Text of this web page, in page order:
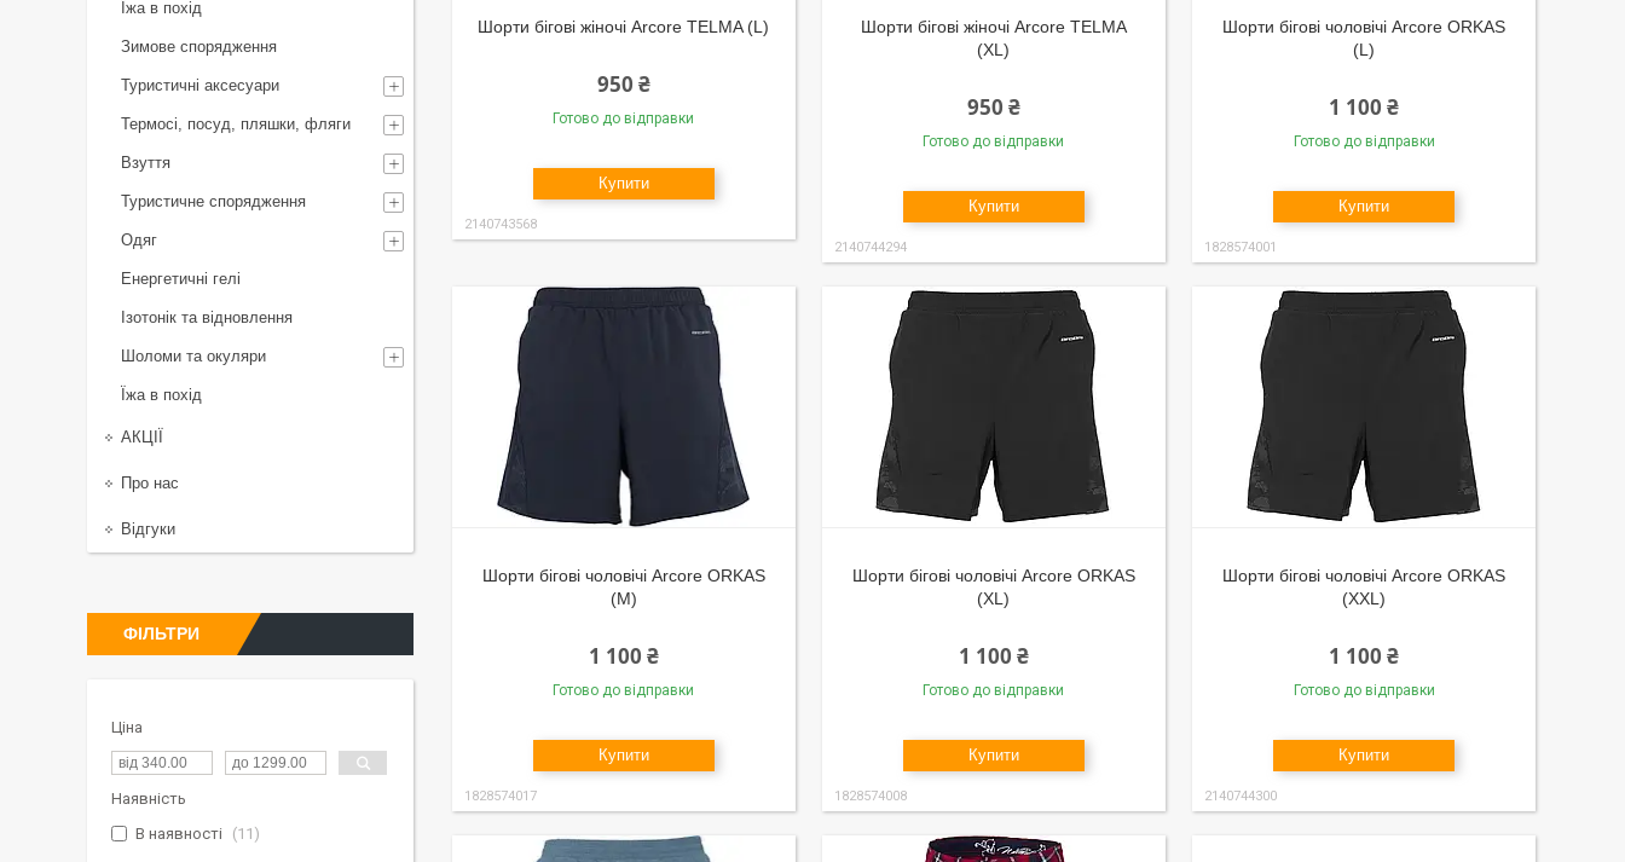
Шорти бігові жіночі Arcore TELMA (L)
950 ₴
Готово до відправки
Купити
2140743568
Шорти бігові жіночі Arcore TELMA
(XL)
950 ₴
Готово до відправки
Купити
2140744294
Шорти бігові чоловічі Arcore ORKAS
(L)
1 100 ₴
Готово до відправки
Купити
1828574001
Шорти бігові чоловічі Arcore ORKAS
(M)
1 100 ₴
Готово до відправки
Купити
1828574017
Шорти бігові чоловічі Arcore ORKAS
(XL)
1 100 ₴
Готово до відправки
Купити
1828574008
Шорти бігові чоловічі Arcore ORKAS
(XXL)
1 100 ₴
Готово до відправки
Купити
2140744300
Їжа в похід
Зимове спорядження
Туристичні аксесуари
Термосі, посуд, пляшки, фляги
Взуття
Туристичне спорядження
Одяг
Енергетичні гелі
Ізотонік та відновлення
Шоломи та окуляри
Їжа в похід
АКЦІЇ
Про нас
Відгуки
ФІЛЬТРИ
Ціна
Наявність
В наявності
11